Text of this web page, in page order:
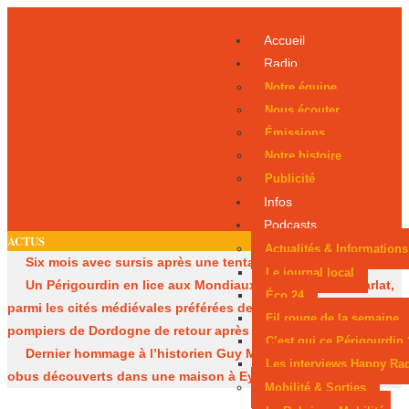
Accueil
Radio
Notre équipe
Nous écouter
Émissions
Notre histoire
Publicité
Infos
Podcasts
Actualités & Informations
Le journal local
Éco 24
Fil rouge de la semaine
C’est qui ce Périgourdin
Les interviews Happy
Mobilité & Sorties
ACTUS
Six mois avec sursis après une tentative d’incendie
Un Périgourdin en lice aux Mondiaux juniors
Sarlat,
parmi les cités médiévales préférées des Français
pompiers de Dordogne de retour après les méga-feux
Dernier hommage à l’historien Guy Mandon
obus découverts dans une maison à Eymet